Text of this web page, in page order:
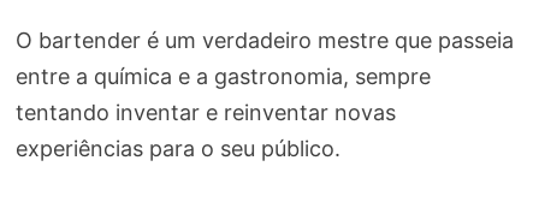
O bartender é um verdadeiro mestre que passeia
entre a química e a gastronomia, sempre
tentando inventar e reinventar novas
experiências para o seu público.